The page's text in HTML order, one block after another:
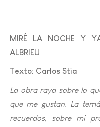
MIRÉ LA NOCHE Y
ALBRIEU
Texto: Carlos Stia
La obra raya sobre lo
que me gustan. La
recuerdos, sobre mi